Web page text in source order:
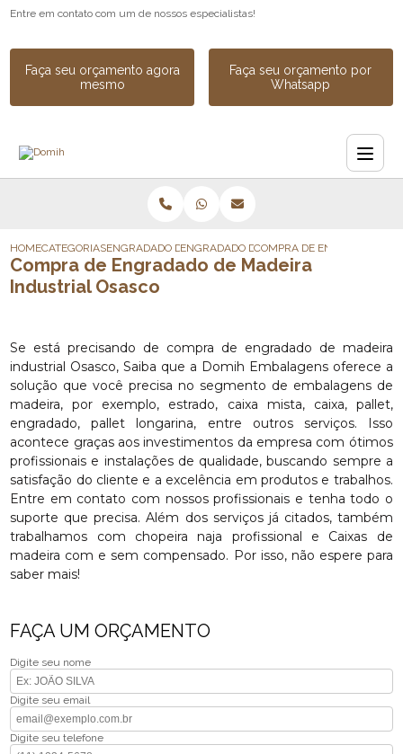
Entre em contato com um de nossos especialistas!
Faça seu orçamento agora
mesmo
Faça seu orçamento por
Whatsapp
HOMECATEGORIASENGRADADO DE MADEIRAENGRADADO DE MADEIRA INDUSTRIAL
COMPRA DE ENGRADADO
Compra de Engradado de Madeira
Industrial Osasco
Se está precisando de compra de engradado de madeira
industrial Osasco, Saiba que a Domih Embalagens oferece a
solução que você precisa no segmento de embalagens de
madeira, por exemplo, estrado, caixa mista, caixa, pallet,
engradado, pallet longarina, entre outros serviços. Isso
acontece graças aos investimentos da empresa com ótimos
profissionais e instalações de qualidade, buscando sempre a
satisfação do cliente e a excelência em produtos e trabalhos.
Entre em contato com nossos profissionais e tenha todo o
suporte que precisa. Além dos serviços já citados, também
trabalhamos com chopeira naja profissional e Caixas de
madeira com e sem compensado. Por isso, não espere para
saber mais!
FAÇA UM ORÇAMENTO
Digite seu nome
Digite seu email
Digite seu telefone